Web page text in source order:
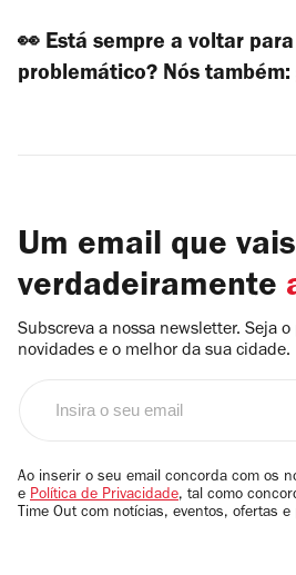
👀 Está sempre a voltar
problemático? Nós também:
Um email que vais
verdadeiramente
Subscreva a nossa newsletter. Seja
novidades e o melhor da sua cidade.
email
Ao inserir o seu email concorda com os
e Política de Privacidade, tal como
Time Out com notícias, eventos, ofertas